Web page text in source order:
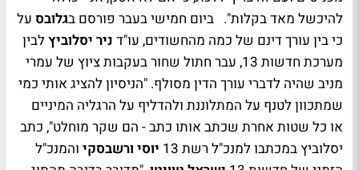
להיכשל מאד בקלות". ביום חמישי בעבר פורסם בגלובס על
כי בין עורך דינם של כמה מהחשודים, עו"ד ניר יסלוביץלבין
מערכת חדשות 13, עבר חתול שחור בעקבות ציוץ של עמרי
מניב שהיה לדברי עורך הדין מסולף. "הניסיון להציג אותי כמי
שמתכוון לטנף על המתלוננת ולהדליף על הרגליה המיניים
או כל שטות אחרת שכתב אותו כתב - הם שקר מוחלט", כתב
יסלוביץ במכתבו למנכ"ל רשת 13
יוסי ורשבסקי והמנכ"ל